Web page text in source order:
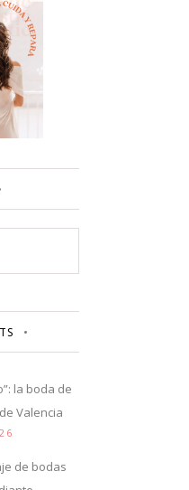
la boda de
Valencia
de bodas